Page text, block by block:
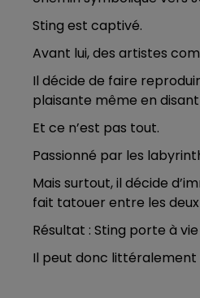
Sting est captivé.
Avant lui, des artistes
Il décide de faire
plaisante même en
Et ce n’est pas tout.
Passionné par les
Mais surtout, il décide
fait tatouer entre les
Résultat : Sting porte à
Il peut donc littéralement